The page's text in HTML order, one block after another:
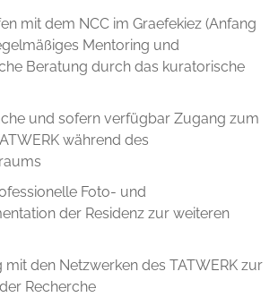
mit dem NCC im Graefekiez (Anfang
Mentoring und
Beratung durch das kuratorische
und sofern verfügbar Zugang zum
während des
Foto- und
der Residenz zur weiteren
den Netzwerken des TATWERK zur
Recherche